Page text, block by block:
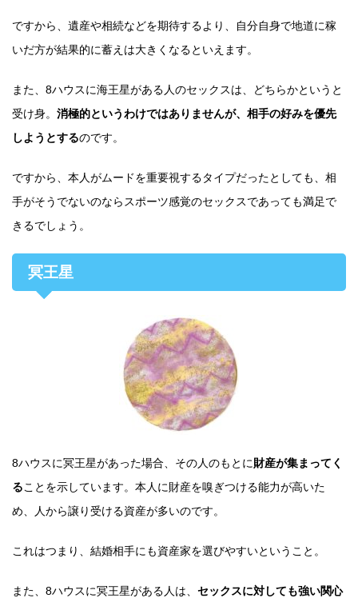
ですから、遺産や相続などを期待するより、自分自身で地道に稼
いだ方が結果的に蓄えは大きくなるといえます。
また、8ハウスに海王星がある人のセックスは、どちらかというと
受け身。 消極的というわけではありませんが、相手の好みを優先
しようとするのです。
ですから、本人がムードを重要視するタイプだったとしても、相
手がそうでないのならスポーツ感覚のセックスであっても満足で
きるでしょう。
冥王星
8ハウスに冥王星があった場合、その人のもとに財産が集まってく
ることを示しています。本人に財産を嗅ぎつける能力が高いた
め、人から譲り受ける資産が多いのです。
これはつまり、結婚相手にも資産家を選びやすいということ。
また、8ハウスに冥王星がある人は、 セックスに対しても強い関心